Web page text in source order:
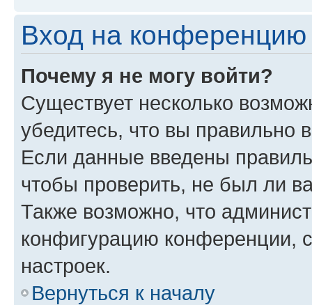
Вход на конференцию
Почему я не могу войти?
Существует несколько
убедитесь, что вы правильно
Если данные введены
чтобы проверить, не был ли
Также возможно, что
конфигурацию конференции,
настроек.
Вернуться к началу